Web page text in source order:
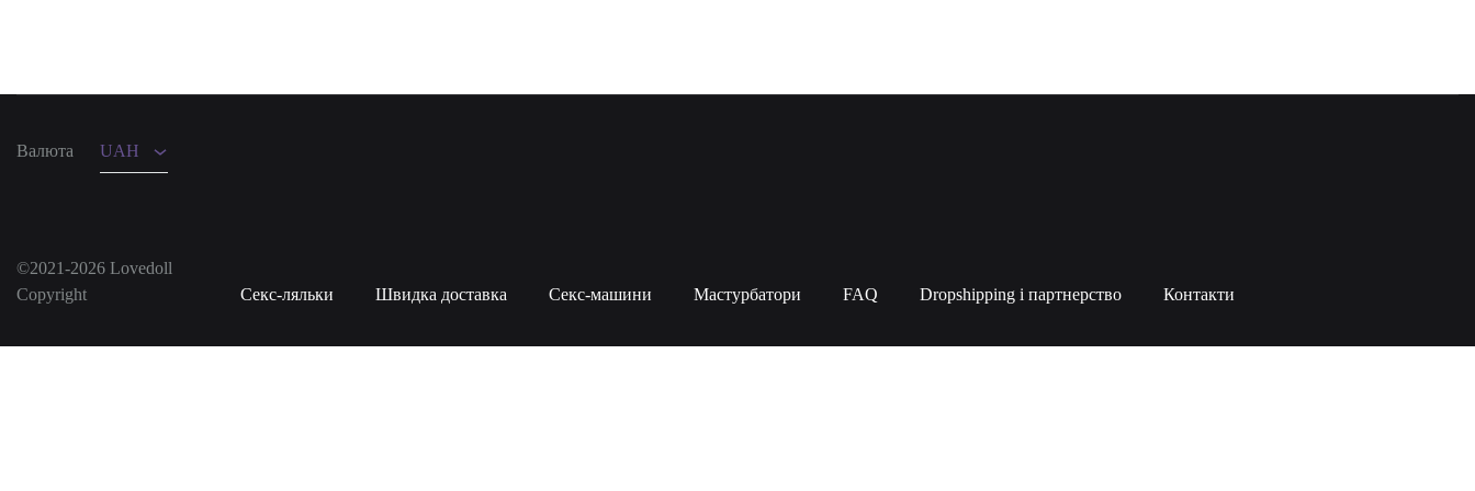
Валюта UAH
©2021-2026 Lovedoll
Copyright
Секс-ляльки Швидка доставка Секс-машини Мастурбатори FAQ Dropshipping і партнерство Контакти